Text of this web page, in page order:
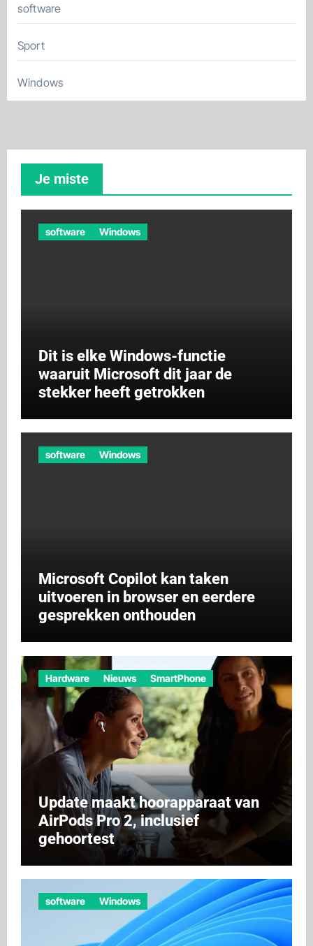
software
Sport
Windows
Je miste
software Windows
Dit is elke Windows-functie
waaruit Microsoft dit jaar de
stekker heeft getrokken
software Windows
Microsoft Copilot kan taken
uitvoeren in browser en eerdere
gesprekken onthouden
Hardware Nieuws SmartPhone
Update maakt hoorapparaat van
AirPods Pro 2, inclusief
gehoortest
software Windows